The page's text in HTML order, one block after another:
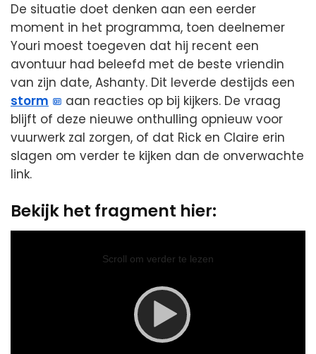
De situatie doet denken aan een eerder
moment in het programma, toen deelnemer
Youri moest toegeven dat hij recent een
avontuur had beleefd met de beste vriendin
van zijn date, Ashanty. Dit leverde destijds een
storm
aan reacties op bij kijkers. De vraag
blijft of deze nieuwe onthulling opnieuw voor
vuurwerk zal zorgen, of dat Rick en Claire erin
slagen om verder te kijken dan de onverwachte
link.
Bekijk het fragment hier:
Scroll om verder te lezen